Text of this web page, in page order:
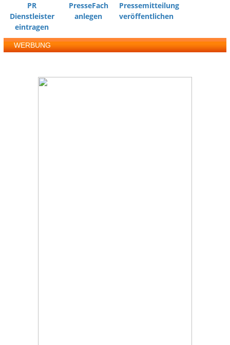
PR
Dienstleister
eintragen
PresseFach
anlegen
Pressemitteilung
veröffentlichen
WERBUNG